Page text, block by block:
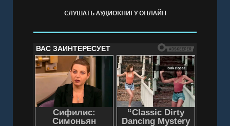
СЛУШАТЬ АУДИОКНИГУ ОНЛАЙН